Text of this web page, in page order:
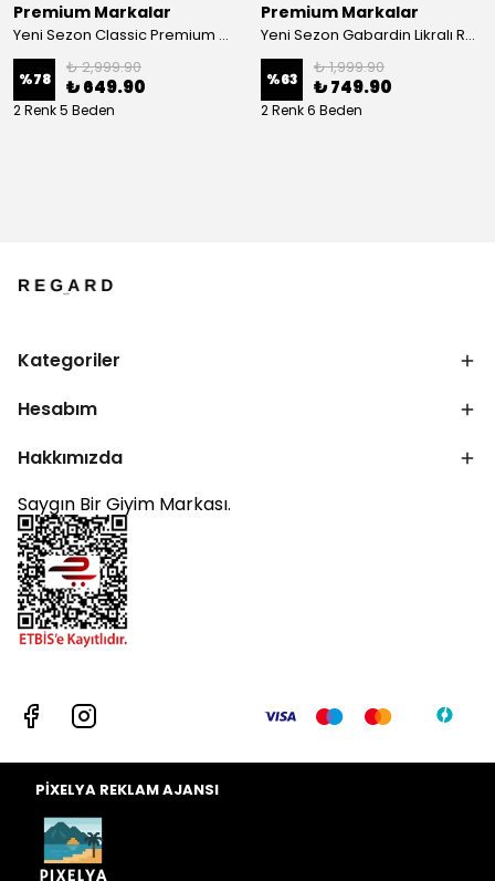
Premium Markalar
Yeni Sezon Classic Premium Mini Logo Regular Casual Müslin Şort
%78
₺ 2,999.90
₺ 649.90
2 Renk 5 Beden
Premium Markalar
Yeni Sezon Gabardin Likralı Regular Pantalon
%63
₺ 1,999.90
₺ 749.90
2 Renk 6 Beden
Kategoriler
Hesabım
Hakkımızda
Saygın Bir Giyim Markası.
PİXELYA REKLAM AJANSI